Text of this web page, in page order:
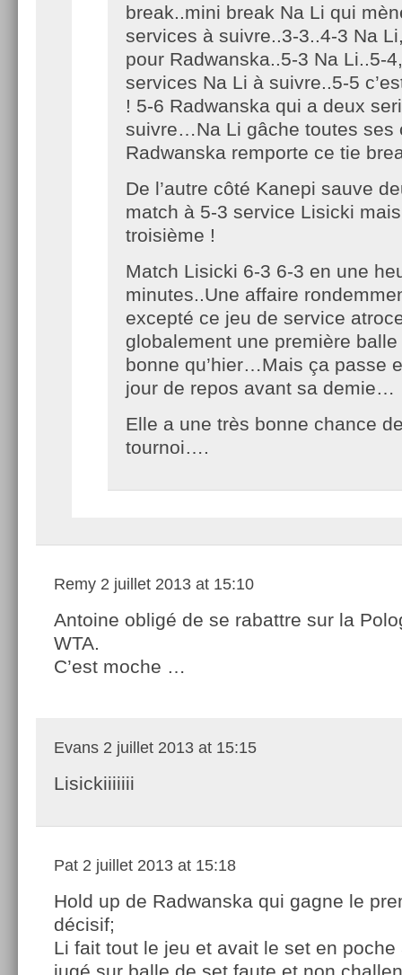
break..mini break Na Li qui
services à suivre..3-3..4-3 Na
pour Radwanska..5-3 Na Li..5-
services Na Li à suivre..5-5
! 5-6 Radwanska qui a deux
suivre…Na Li gâche toutes
Radwanska remporte ce tie
De l’autre côté Kanepi sauve
match à 5-3 service Lisicki
troisième !
Match Lisicki 6-3 6-3 en une
minutes..Une affaire
excepté ce jeu de service
globalement une première
bonne qu’hier…Mais ça passe
jour de repos avant sa demie…
Elle a une très bonne chance
tournoi….
Remy 2 juillet 2013 at 15:10
Antoine obligé de se rabattre sur la
WTA.
C’est moche …
Evans 2 juillet 2013 at 15:15
Lisickiiiiiii
Pat 2 juillet 2013 at 15:18
Hold up de Radwanska qui gagne le
décisif;
Li fait tout le jeu et avait le set en